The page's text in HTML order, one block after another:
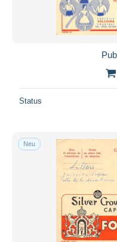
Status
Neu